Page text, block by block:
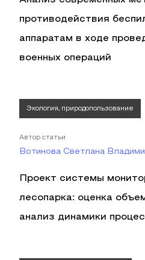
противодействия
аппаратам в ходе
военных операций
Экология, природопользование
Автор статьи
Вотинова Светлана
Проект системы
лесопарка: оценка
анализ динамики